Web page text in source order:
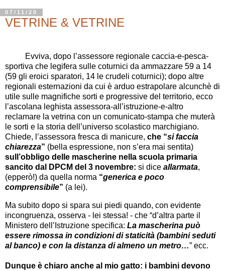
07/11/20
VETRINE & VETRINE
Evviva, dopo l’assessore regionale caccia-e-pesca-
sportiva che legifera sulle coturnici da ammazzare 59 a 14
(59 gli eroici sparatori, 14 le crudeli coturnici); dopo altre
regionali esternazioni da cui è arduo estrapolare alcunchè di
utile sulle magnifiche sorti e progressive del territorio, ecco
l’ascolana leghista assessora-all’istruzione-e-altro
reclamare la vetrina con un comunicato-stampa che muterà
le sorti e la storia dell’universo scolastico marchigiano.
Chiede, l’assessora fresca di manicure, che “si faccia
chiarezza” (bella espressione, non s’era mai sentita)
sull’obbligo delle mascherine nella scuola primaria
sancito dal DPCM del 3 novembre: si dice allarmata,
(epperò!) da quella norma “generica e poco
comprensibile” (a lei).
Ma subito dopo si spara sui piedi quando, con evidente
incongruenza, osserva - lei stessa! - che “d’altra parte il
Ministero dell’Istruzione specifica: La mascherina può
essere rimossa in condizioni di staticità (bambini seduti
al banco) e con la distanza di almeno un metro…” ecc.
Dunque è chiaro anche al mio gatto: i bambini devono